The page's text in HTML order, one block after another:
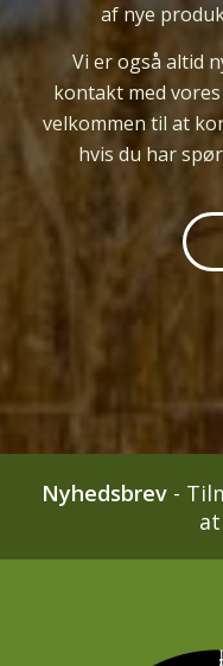
af nye
Vi erogsåaltid
kontakt med
velkommen til at
hvis du har
Nyhedsbrev -